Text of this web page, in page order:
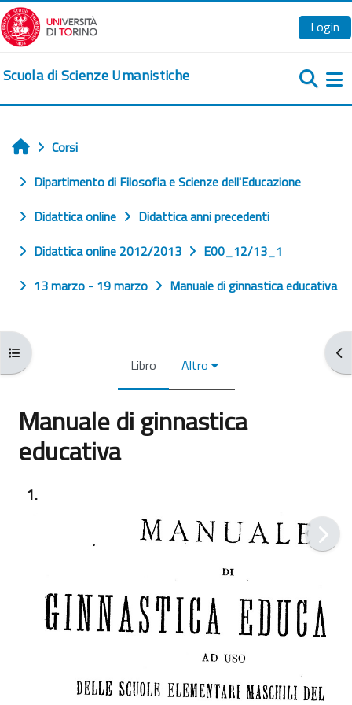
Vai al contenuto principale
Login
Scuola di Scienze Umanistiche
Apri indice del corso
Home
Corsi
Dipartimento di Filosofia e Scienze dell'Educazione
Didattica online
Didattica anni precedenti
Didattica online 2012/2013
E00_12/13_1
13 marzo - 19 marzo
Manuale di ginnastica educativa
Libro Altro
Manuale di ginnastica
educativa
1.